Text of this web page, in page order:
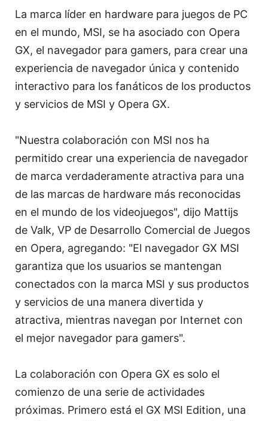
La marca líder en hardware para juegos de PC
en el mundo, MSI, se ha asociado con Opera
GX, el navegador para gamers, para crear una
experiencia de navegador única y contenido
interactivo para los fanáticos de los productos
y servicios de MSI y Opera GX.
"Nuestra colaboración con MSI nos ha
permitido crear una experiencia de navegador
de marca verdaderamente atractiva para una
de las marcas de hardware más reconocidas
en el mundo de los videojuegos", dijo Mattijs
de Valk, VP de Desarrollo Comercial de Juegos
en Opera, agregando: "El navegador GX MSI
garantiza que los usuarios se mantengan
conectados con la marca MSI y sus productos
y servicios de una manera divertida y
atractiva, mientras navegan por Internet con
el mejor navegador para gamers".
La colaboración con Opera GX es solo el
comienzo de una serie de actividades
próximas. Primero está el GX MSI Edition, una